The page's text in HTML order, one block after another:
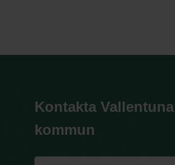
Kontakta Vallentuna
kommun